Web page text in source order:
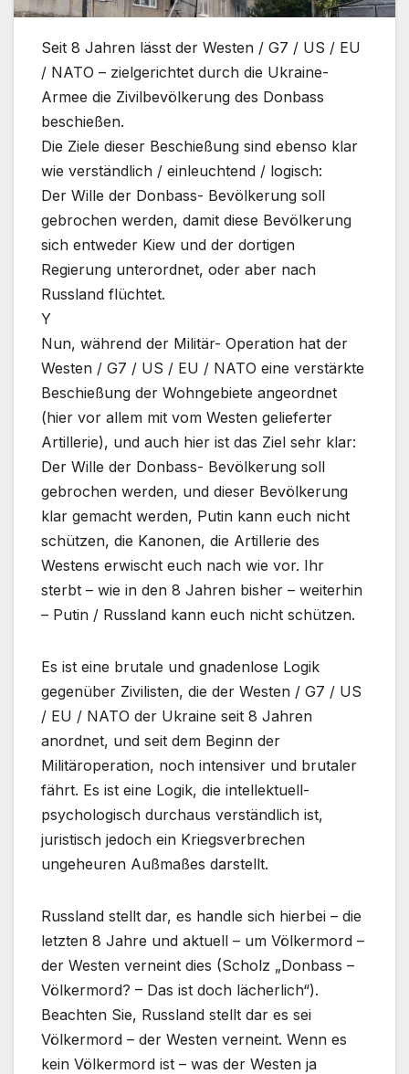
Seit 8 Jahren lässt der Westen / G7 / US / EU
/ NATO – zielgerichtet durch die Ukraine-
Armee die Zivilbevölkerung des Donbass
beschießen.
Die Ziele dieser Beschießung sind ebenso klar
wie verständlich / einleuchtend / logisch:
Der Wille der Donbass- Bevölkerung soll
gebrochen werden, damit diese Bevölkerung
sich entweder Kiew und der dortigen
Regierung unterordnet, oder aber nach
Russland flüchtet.
Y
Nun, während der Militär- Operation hat der
Westen / G7 / US / EU / NATO eine verstärkte
Beschießung der Wohngebiete angeordnet
(hier vor allem mit vom Westen gelieferter
Artillerie), und auch hier ist das Ziel sehr klar:
Der Wille der Donbass- Bevölkerung soll
gebrochen werden, und dieser Bevölkerung
klar gemacht werden, Putin kann euch nicht
schützen, die Kanonen, die Artillerie des
Westens erwischt euch nach wie vor. Ihr
sterbt – wie in den 8 Jahren bisher – weiterhin
– Putin / Russland kann euch nicht schützen.
Es ist eine brutale und gnadenlose Logik
gegenüber Zivilisten, die der Westen / G7 / US
/ EU / NATO der Ukraine seit 8 Jahren
anordnet, und seit dem Beginn der
Militäroperation, noch intensiver und brutaler
fährt. Es ist eine Logik, die intellektuell-
psychologisch durchaus verständlich ist,
juristisch jedoch ein Kriegsverbrechen
ungeheuren Außmaßes darstellt.
Russland stellt dar, es handle sich hierbei – die
letzten 8 Jahre und aktuell – um Völkermord –
der Westen verneint dies (Scholz „Donbass –
Völkermord? – Das ist doch lächerlich“).
Beachten Sie, Russland stellt dar es sei
Völkermord – der Westen verneint. Wenn es
kein Völkermord ist – was der Westen ja